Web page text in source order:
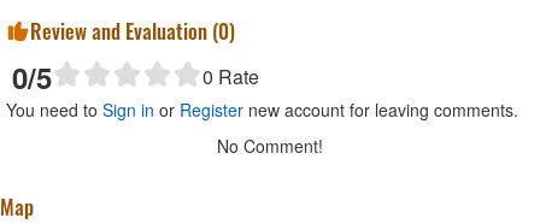
Review and Evaluation (0)
0/5 0 Rate
You need to Sign in or Register new account for leaving comments.
No Comment!
Map